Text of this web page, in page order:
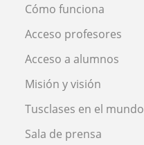
Cómo funciona
Acceso profesores
Acceso a alumnos
Misión y visión
Tusclases en el mundo
Sala de prensa